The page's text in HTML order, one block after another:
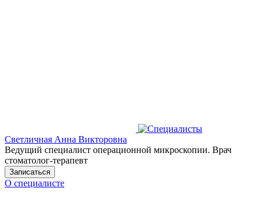
Светличная Анна Викторовна
Ведущий специалист операционной микроскопии. Врач
стоматолог-терапевт
Записаться
О специалисте